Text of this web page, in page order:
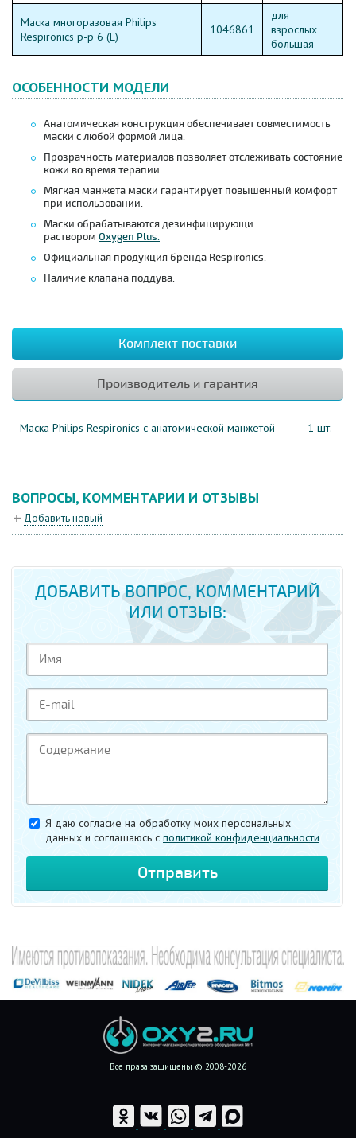
Маска многоразовая Philips
Respironics р-р 6 (L)
1046861
для
взрослых
большая
ОСОБЕННОСТИ МОДЕЛИ
Анатомическая конструкция обеспечивает совместимость
маски с любой формой лица.
Прозрачность материалов позволяет отслеживать состояние
кожи во время терапии.
Мягкая манжета маски гарантирует повышенный комфорт
при использовании.
Маски обрабатываются дезинфицирующи
раствором Oxygen Plus.
Официальная продукция бренда Respironics.
Наличие клапана поддува.
Комплект поставки
Производитель и гарантия
Маска Philips Respironics с анатомической манжетой 1 шт.
ВОПРОСЫ, КОММЕНТАРИИ И ОТЗЫВЫ
Добавить новый
ДОБАВИТЬ ВОПРОС, КОММЕНТАРИЙ
ИЛИ ОТЗЫВ:
Я даю согласие на обработку моих персональных
данных и соглашаюсь c политикой конфиденциальности
Все права защищены © 2008-2026